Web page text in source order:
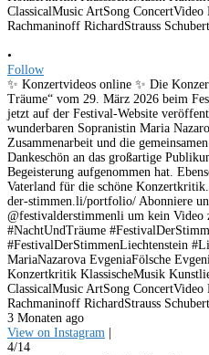
•
Follow
✨ Konzertvideos online ✨ Die
Träume“ vom 29. März 2026 beim
jetzt auf der Festival-Website
wunderbaren Sopranistin Maria
Zusammenarbeit und die
Dankeschön an das großartige
Begeisterung aufgenommen hat.
Vaterland für die schöne
der-stimmen.li/portfolio/ Abonniere
@festivalderstimmenli um kein Video
#NachtUndTräume
#FestivalDerStimmenLiechtenstein
MariaNazarova EvgeniaFölsche
Konzertkritik KlassischeMusik
ClassicalMusic ArtSong
Rachmaninoff RichardStrauss Schubert
3 Monaten ago
View on Instagram |
4/14